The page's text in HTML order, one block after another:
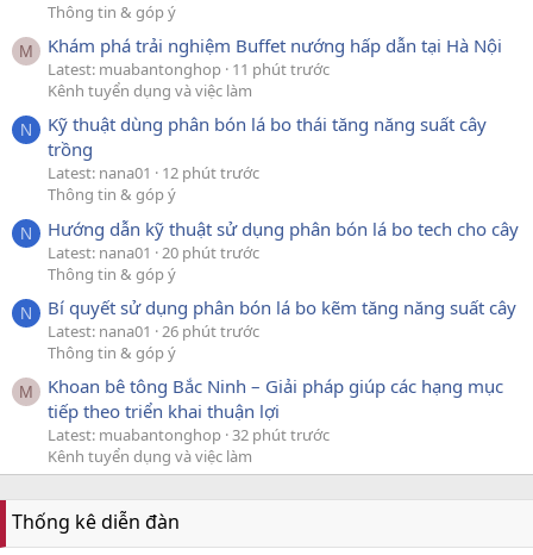
Thông tin & góp ý
M Khám phá trải nghiệm Buffet nướng hấp dẫn tại Hà Nội
Latest: muabantonghop 11 phút trước
Kênh tuyển dụng và việc làm
N
Kỹ thuật dùng phân bón lá bo thái tăng năng suất cây
trồng
Latest: nana01
12 phút trước
Thông tin & góp ý
N Hướng dẫn kỹ thuật sử dụng phân bón lá bo tech cho cây
Latest: nana01
20 phút trước
Thông tin & góp ý
N Bí quyết sử dụng phân bón lá bo kẽm tăng năng suất cây
Latest: nana01
26 phút trước
Thông tin & góp ý
M
Khoan bê tông Bắc Ninh – Giải pháp giúp các hạng mục
tiếp theo triển khai thuận lợi
Latest: muabantonghop 32 phút trước
Kênh tuyển dụng và việc làm
Thống kê diễn đàn